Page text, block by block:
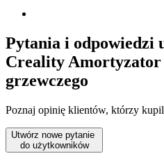
Pytania i odpowiedzi
Creality Amortyzator
grzewczego
Poznaj opinię klientów, którzy
Utwórz nowe pytanie
do użytkowników